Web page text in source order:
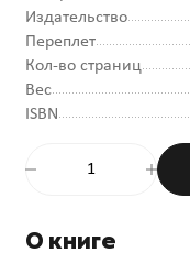
Издательство
Переплет
Кол-во страниц
Вес
ISBN
О книге